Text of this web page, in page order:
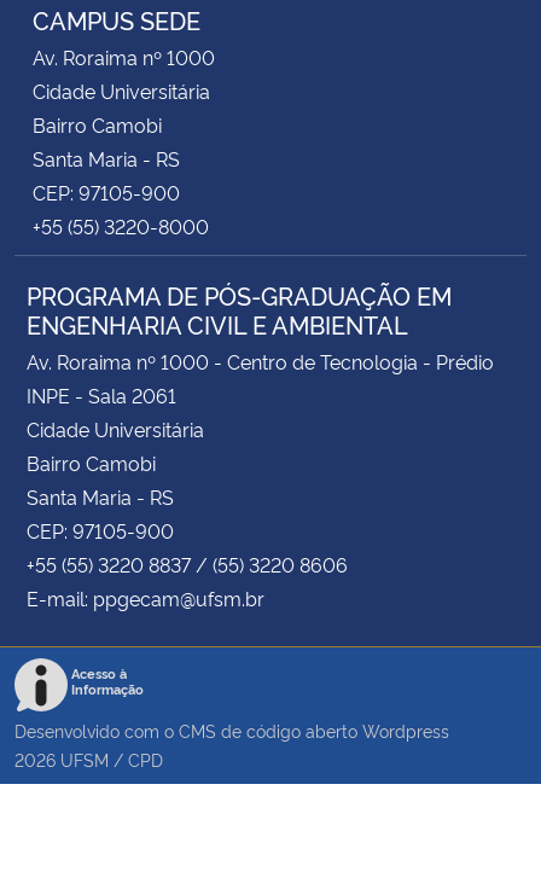
CAMPUS SEDE
Av. Roraima nº 1000
Cidade Universitária
Bairro Camobi
Santa Maria - RS
CEP: 97105-900
+55 (55) 3220-8000
PROGRAMA DE PÓS-GRADUAÇÃO EM
ENGENHARIA CIVIL E AMBIENTAL
Av. Roraima nº 1000 - Centro de Tecnologia - Prédio
INPE - Sala 2061
Cidade Universitária
Bairro Camobi
Santa Maria - RS
CEP: 97105-900
+55 (55) 3220 8837 / (55) 3220 8606
E-mail: ppgecam@ufsm.br
Acesso à
Informação
Desenvolvido com o CMS de código aberto Wordpress
2026 UFSM / CPD